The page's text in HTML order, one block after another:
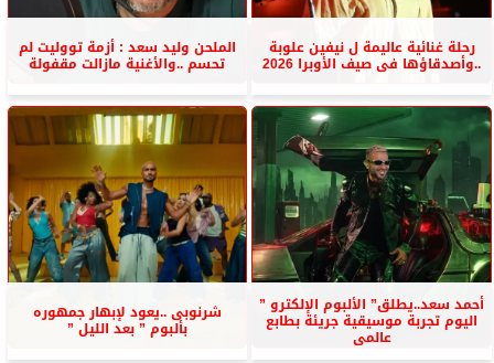
رحلة غنائية عاليمة ل نيفين علوبة
..وأصدقاؤها فى صيف الأوبرا 2026
الملحن وليد سعد : أزمة تووليت لم
تحسم ..والأغنية مازالت مقفولة
أحمد سعد..يطلق” الألبوم الإلكترو ”
اليوم تجربة موسيقية جريئة بطابع
عالمى
شرنوبى ..يعود لإبهار جمهوره
بألبوم ” بعد الليل ”